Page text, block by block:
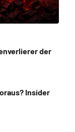
der
Insider